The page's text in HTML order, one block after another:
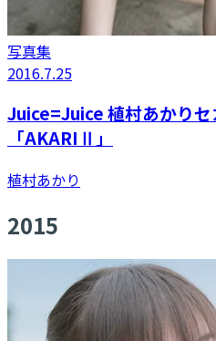
写真集
2016.7.25
Juice=Juice 植村あかりセ
「AKARIⅡ」
植村あかり
2015